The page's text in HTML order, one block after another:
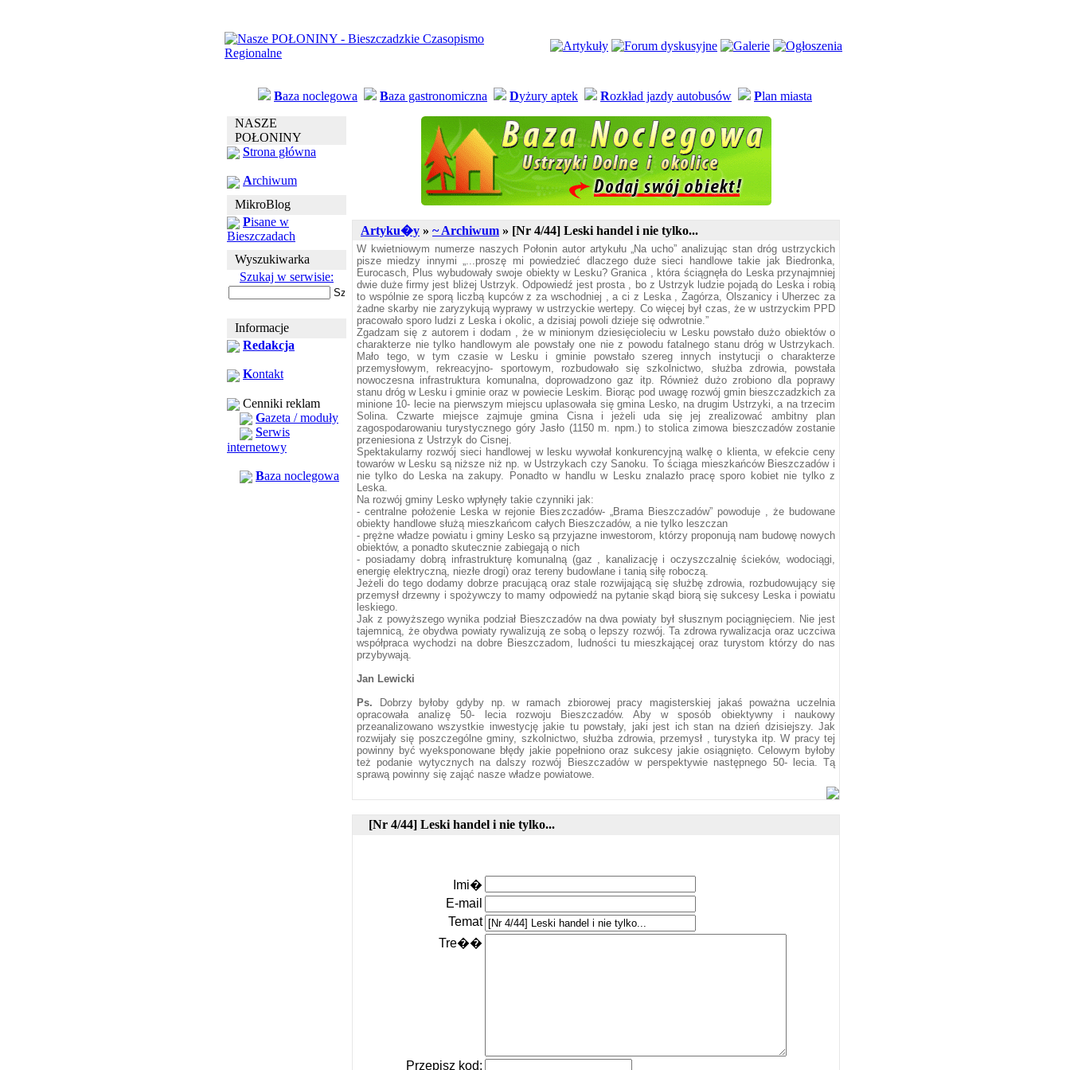
Baza noclegowa Baza gastronomiczna Dyżury aptek Rozkład jazdy autobusów Plan miasta
NASZE
POŁONINY
Strona główna
Archiwum
MikroBlog
Pisane w
Bieszczadach
Wyszukiwarka
Szukaj w serwisie:
Informacje
Redakcja
Kontakt
Cenniki reklam
Gazeta / moduły
Serwis
internetowy
Baza noclegowa
Artyku�y » ~ Archiwum » [Nr 4/44] Leski handel i nie tylko...
W kwietniowym numerze naszych Połonin autor artykułu „Na ucho” analizując stan dróg ustrzyckich
pisze miedzy innymi „...proszę mi powiedzieć dlaczego duże sieci handlowe takie jak Biedronka,
Eurocasch, Plus wybudowały swoje obiekty w Lesku? Granica , która ściągnęła do Leska przynajmniej
dwie duże firmy jest bliżej Ustrzyk. Odpowiedź jest prosta , bo z Ustrzyk ludzie pojadą do Leska i robią
to wspólnie ze sporą liczbą kupców z za wschodniej , a ci z Leska , Zagórza, Olszanicy i Uherzec za
żadne skarby nie zaryzykują wyprawy w ustrzyckie wertepy. Co więcej był czas, że w ustrzyckim PPD
pracowało sporo ludzi z Leska i okolic, a dzisiaj powoli dzieje się odwrotnie.”
Zgadzam się z autorem i dodam , że w minionym dziesięcioleciu w Lesku powstało dużo obiektów o
charakterze nie tylko handlowym ale powstały one nie z powodu fatalnego stanu dróg w Ustrzykach.
Mało tego, w tym czasie w Lesku i gminie powstało szereg innych instytucji o charakterze
przemysłowym, rekreacyjno- sportowym, rozbudowało się szkolnictwo, służba zdrowia, powstała
nowoczesna infrastruktura komunalna, doprowadzono gaz itp. Również dużo zrobiono dla poprawy
stanu dróg w Lesku i gminie oraz w powiecie Leskim. Biorąc pod uwagę rozwój gmin bieszczadzkich za
minione 10- lecie na pierwszym miejscu uplasowała się gmina Lesko, na drugim Ustrzyki, a na trzecim
Solina. Czwarte miejsce zajmuje gmina Cisna i jeżeli uda się jej zrealizować ambitny plan
zagospodarowaniu turystycznego góry Jasło (1150 m. npm.) to stolica zimowa bieszczadów zostanie
przeniesiona z Ustrzyk do Cisnej.
Spektakularny rozwój sieci handlowej w lesku wywołał konkurencyjną walkę o klienta, w efekcie ceny
towarów w Lesku są niższe niż np. w Ustrzykach czy Sanoku. To ściąga mieszkańców Bieszczadów i
nie tylko do Leska na zakupy. Ponadto w handlu w Lesku znalazło pracę sporo kobiet nie tylko z
Leska.
Na rozwój gminy Lesko wpłynęły takie czynniki jak:
- centralne położenie Leska w rejonie Bieszczadów- „Brama Bieszczadów” powoduje , że budowane
obiekty handlowe służą mieszkańcom całych Bieszczadów, a nie tylko leszczan
- prężne władze powiatu i gminy Lesko są przyjazne inwestorom, którzy proponują nam budowę nowych
obiektów, a ponadto skutecznie zabiegają o nich
- posiadamy dobrą infrastrukturę komunalną (gaz , kanalizację i oczyszczalnię ścieków, wodociągi,
energię elektryczną, niezłe drogi) oraz tereny budowlane i tanią siłę roboczą.
Jeżeli do tego dodamy dobrze pracującą oraz stale rozwijającą się służbę zdrowia, rozbudowujący się
przemysł drzewny i spożywczy to mamy odpowiedź na pytanie skąd biorą się sukcesy Leska i powiatu
leskiego.
Jak z powyższego wynika podział Bieszczadów na dwa powiaty był słusznym pociągnięciem. Nie jest
tajemnicą, że obydwa powiaty rywalizują ze sobą o lepszy rozwój. Ta zdrowa rywalizacja oraz uczciwa
współpraca wychodzi na dobre Bieszczadom, ludności tu mieszkającej oraz turystom którzy do nas
przybywają.
Jan Lewicki
Ps. Dobrzy byłoby gdyby np. w ramach zbiorowej pracy magisterskiej jakaś poważna uczelnia
opracowała analizę 50- lecia rozwoju Bieszczadów. Aby w sposób obiektywny i naukowy
przeanalizowano wszystkie inwestycję jakie tu powstały, jaki jest ich stan na dzień dzisiejszy. Jak
rozwijały się poszczególne gminy, szkolnictwo, służba zdrowia, przemysł , turystyka itp. W pracy tej
powinny być wyeksponowane błędy jakie popełniono oraz sukcesy jakie osiągnięto. Celowym byłoby
też podanie wytycznych na dalszy rozwój Bieszczadów w perspektywie następnego 50- lecia. Tą
sprawą powinny się zająć nasze władze powiatowe.
[Nr 4/44] Leski handel i nie tylko...
Imi�
E-mail
Temat
Tre��
Przepisz kod: